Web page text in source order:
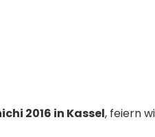
2016 in Kassel, feiern